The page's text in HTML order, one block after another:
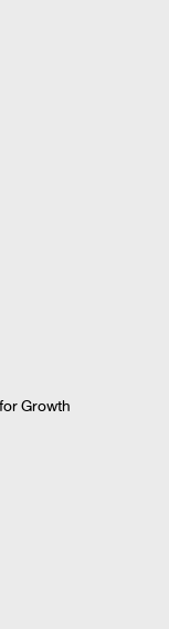
Growth